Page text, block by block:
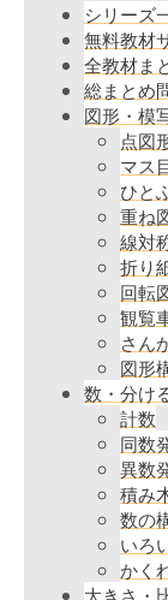
シリーズ
無料教材
全教材ま
総まとめ
図形・模
点図
マス
ひと
重ね
線対
折り
回転
観覧
さん
図形
数・分け
計数
同数
異数
積み
数の
いろ
かく
大きさ・